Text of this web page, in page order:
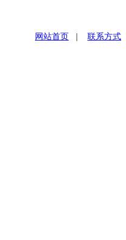
网站首页 联系方式